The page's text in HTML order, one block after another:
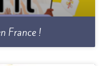
France !